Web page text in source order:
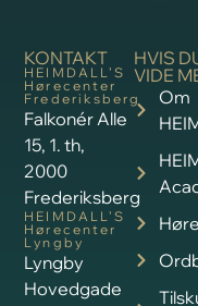
KONTAKT
HEIMDALL’S
Hørecenter
Frederiksberg
Falkonér Alle
15, 1. th,
2000
Frederiksberg
HEIMDALL’S
Hørecenter
Lyngby
Lyngby
Hovedgade
HVIS
VIDE
Om